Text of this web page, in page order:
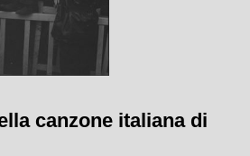
canzone italiana di